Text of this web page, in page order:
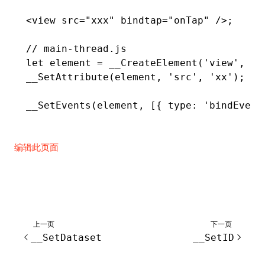
<view src="xxx" bindtap="onTap" />;
// main-thread.js
let
element = __CreateElement ( 'view' ,
__SetAttribute (element , 'src' , 'xx' );
__SetEvents (element , [{ type :
编辑此页面
上一页
__SetDataset
下一页
__SetID